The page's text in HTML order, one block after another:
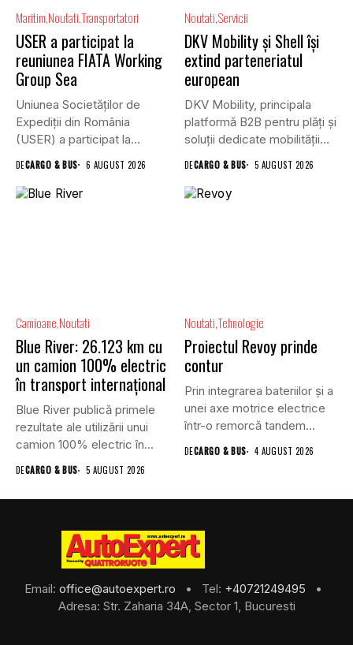
Maritim NoutatiTransportatori
USER a participat la
reuniunea FIATA Working
Group Sea
Uniunea Societăților de
Expediții din România
(USER) a participat la
DECARGO & BUS 6 AUGUST 2026
Noutati Servicii
DKV Mobility și Shell își
extind parteneriatul
european
DKV Mobility, principala
platformă B2B pentru plăți și
soluții dedicate mobilității
DECARGO & BUS 5 AUGUST 2026
Camioane Noutati
Blue River: 26.123 km cu
un camion 100% electric
în transport internațional
Blue River publică primele
rezultate ale utilizării unui
camion 100% electric în...
DECARGO & BUS 5 AUGUST 2026
NoutatiTehnologie
Proiectul Revoy prinde
contur
Prin integrarea bateriilor și a
unei axe motrice electrice
într-o remorcă tandem...
DECARGO & BUS 4 AUGUST 2026
Email: office@autoexpert.ro • Tel: +40721249495
•
Adresa: Str. Zaharia 34A, Sector 1, Bucuresti